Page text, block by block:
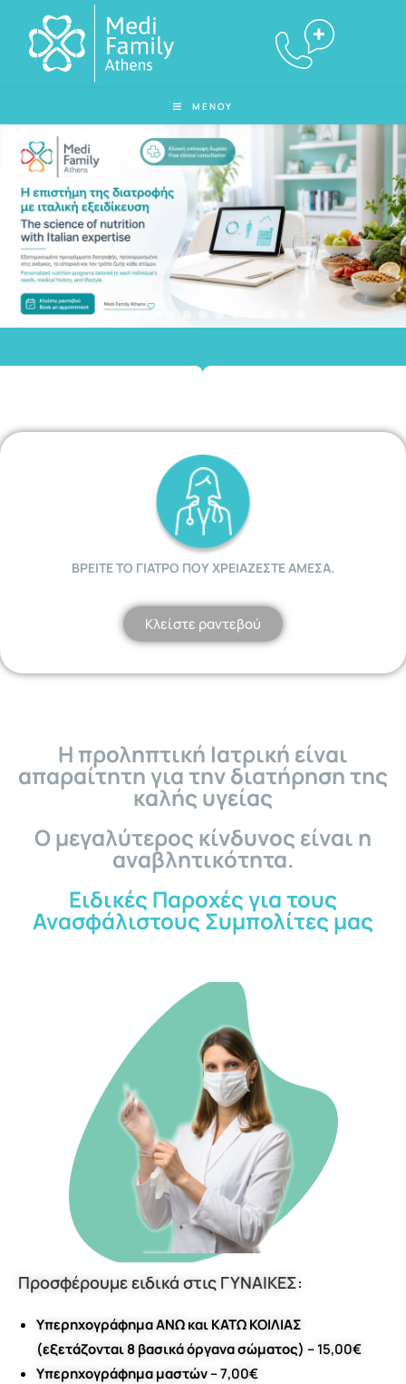
ΜΕΝΟΥ
ΒΡΕITE ΤΟ ΓΙΑΤΡΟ ΠΟΥ ΧΡΕΙΑΖΕΣTE ΑΜΕΣΑ.
Κλείστε ραντεβού
Η προληπτική Ιατρική είναι
απαραίτητη για την διατήρηση της
καλής υγείας
Ο μεγαλύτερος κίνδυνος είναι η
αναβλητικότητα.
Ειδικές Παροχές για τους
Ανασφάλιστους Συμπολίτες μας
Προσφέρουμε ειδικά στις ΓΥΝΑΙΚΕΣ:
Υπερηχογράφημα ΑΝΩ και ΚΑΤΩ ΚΟΙΛΙΑΣ
(εξετάζονται 8 βασικά όργανα σώματος) –15,00€
Υπερηχογράφημα μαστών –7,00€